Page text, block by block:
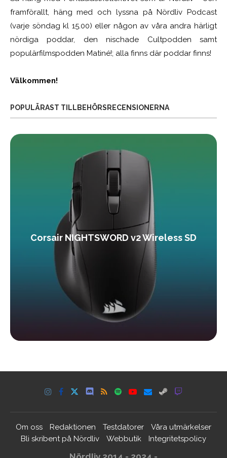
framförallt, häng med och lyssna på Nördliv Podcast
(varje söndag kl 15.00) eller någon av våra andra härligt
nördiga poddar, den nischade Cultpodden samt
populärfilmspodden Matiné!; alla finns där poddar finns!
Välkommen!
POPULÄRAST TILLBEHÖRSRECENSIONERNA
Corsair NIGHTSWORD v2 Wireless SD
Om oss Redaktionen Testdatorer
Våra utmärkelser
Bli skribent på Nördliv
Webbutik Integritetspolicy